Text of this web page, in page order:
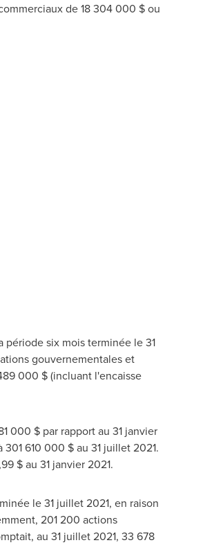
de 18 304 000 $ ou
six mois terminée le 31
gouvernementales et
000 $ (incluant l'encaisse
000 $ par rapport au 31 janvier
610 000 $ au 31 juillet 2021.
$ au 31 janvier 2021.
le 31 juillet 2021, en raison
201 200 actions
au 31 juillet 2021, 33 678